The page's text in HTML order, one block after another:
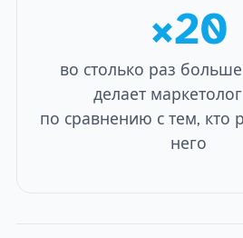
×20
во столько раз
делает
по сравнению с тем, кто
него